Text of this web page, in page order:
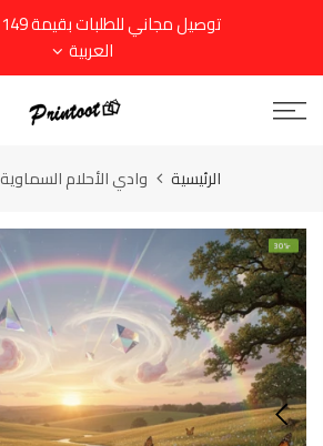
توصيل مجاني للطلبات بقيمة 149 ريال أو أكثر
العربية
الرئيسية وادي الأحلام
-30%